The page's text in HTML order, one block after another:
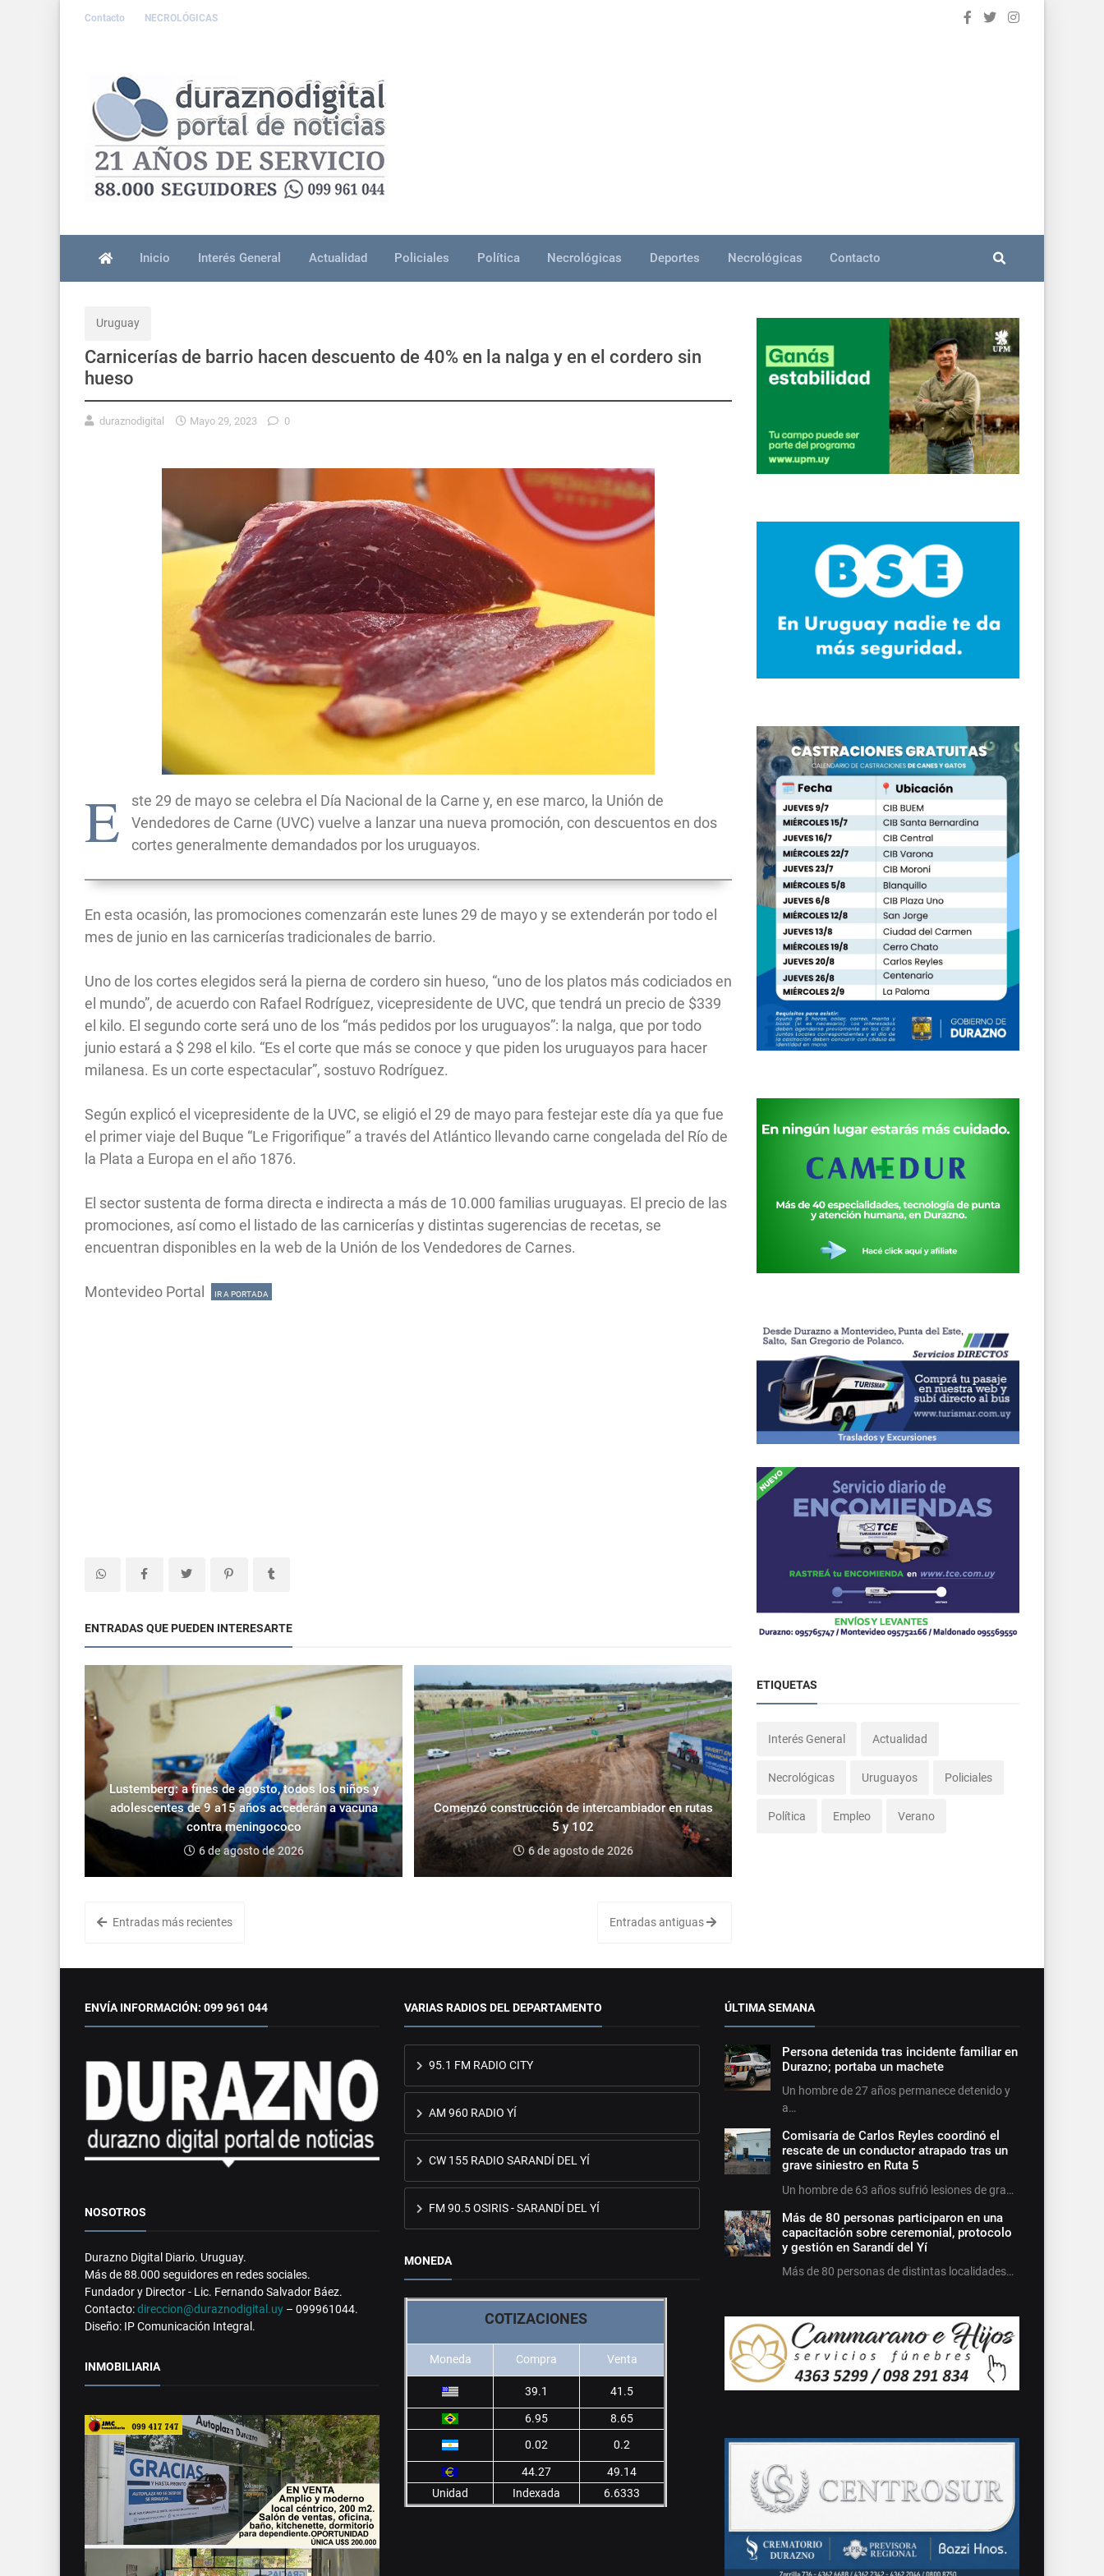
Contacto NECROLÓGICAS
Inicio Interés General Actualidad Policiales Política Necrológicas Deportes Necrológicas Contacto
Uruguay
Carnicerías de barrio hacen descuento de 40% en la nalga y en el cordero sin
hueso
duraznodigital Mayo 29, 2023 0
E
ste 29 de mayo se celebra el Día Nacional de la Carne y, en ese marco, la Unión de
Vendedores de Carne (UVC) vuelve a lanzar una nueva promoción, con descuentos en dos
cortes generalmente demandados por los uruguayos.
En esta ocasión, las promociones comenzarán este lunes 29 de mayo y se extenderán por todo el
mes de junio en las carnicerías tradicionales de barrio.
Uno de los cortes elegidos será la pierna de cordero sin hueso, “uno de los platos más codiciados en
el mundo”, de acuerdo con Rafael Rodríguez, vicepresidente de UVC, que tendrá un precio de $339
el kilo. El segundo corte será uno de los “más pedidos por los uruguayos”: la nalga, que por todo
junio estará a $ 298 el kilo. “Es el corte que más se conoce y que piden los uruguayos para hacer
milanesa. Es un corte espectacular”, sostuvo Rodríguez.
Según explicó el vicepresidente de la UVC, se eligió el 29 de mayo para festejar este día ya que fue
el primer viaje del Buque “Le Frigorifique” a través del Atlántico llevando carne congelada del Río de
la Plata a Europa en el año 1876.
El sector sustenta de forma directa e indirecta a más de 10.000 familias uruguayas. El precio de las
promociones, así como el listado de las carnicerías y distintas sugerencias de recetas, se
encuentran disponibles en la web de la Unión de los Vendedores de Carnes.
Montevideo Portal IR A PORTADA
ENTRADAS QUE PUEDEN INTERESARTE
Lustemberg: a fines de agosto, todos los niños y
adolescentes de 9 a15 años accederán a vacuna
contra meningococo
6 de agosto de 2026
Comenzó construcción de intercambiador en rutas
5 y 102
6 de agosto de 2026
Entradas más recientes Entradas antiguas
ETIQUETAS
Interés General Actualidad
Necrológicas Uruguayos Policiales
Política Empleo Verano
ENVÍA INFORMACIÓN: 099 961 044
NOSOTROS
Durazno Digital Diario. Uruguay.
Más de 88.000 seguidores en redes sociales.
Fundador y Director - Lic. Fernando Salvador Báez.
Contacto:direccion@duraznodigital.uy – 099961044.
Diseño: IP Comunicación Integral.
INMOBILIARIA
VARIAS RADIOS DEL DEPARTAMENTO
95.1 FM RADIO CITY
AM 960 RADIO YÍ
CW 155 RADIO SARANDÍ DEL YÍ
FM 90.5 OSIRIS - SARANDÍ DEL YÍ
MONEDA
COTIZACIONES
Moneda Compra Venta
39.1 41.5
6.95
8.65
0.02
0.2
44.27
49.14
Unidad
Indexada 6.6333
ÚLTIMA SEMANA
Persona detenida tras incidente familiar en
Durazno; portaba un machete
Un hombre de 27 años permanece detenido y
a…
Comisaría de Carlos Reyles coordinó el
rescate de un conductor atrapado tras un
grave siniestro en Ruta 5
Un hombre de 63 años sufrió lesiones de gra…
Más de 80 personas participaron en una
capacitación sobre ceremonial, protocolo
y gestión en Sarandí del Yí
Más de 80 personas de distintas localidades…